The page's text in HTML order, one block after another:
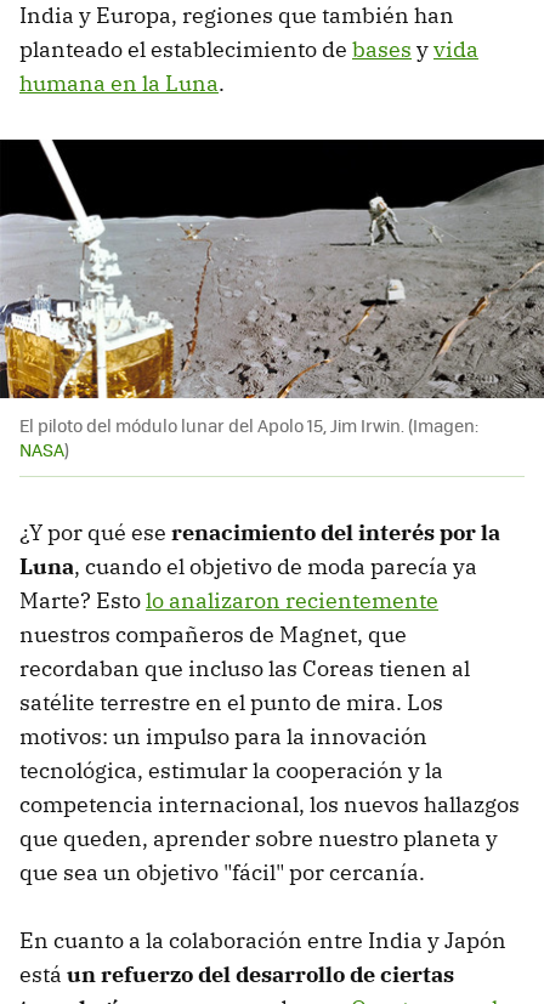
India y Europa, regiones que también han
planteado el establecimiento de bases yvida
humana en la Luna.
El piloto del módulo lunar del Apolo 15, Jim Irwin. (Imagen:
NASA)
¿Y por qué ese renacimiento del interés por la
Luna, cuando el objetivo de moda parecía ya
Marte? Estolo analizaron recientemente
nuestros compañeros de Magnet, que
recordaban que incluso las Coreas tienen al
satélite terrestre en el punto de mira. Los
motivos: un impulso para la innovación
tecnológica, estimular la cooperación y la
competencia internacional, los nuevos hallazgos
que queden, aprender sobre nuestro planeta y
que sea un objetivo "fácil" por cercanía.
En cuanto a la colaboración entre India y Japón
está un refuerzo del desarrollo de ciertas